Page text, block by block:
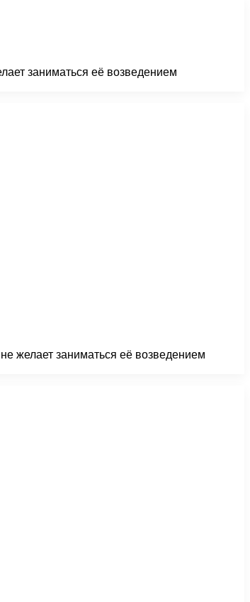
заниматься её возведением
желает заниматься её возведением